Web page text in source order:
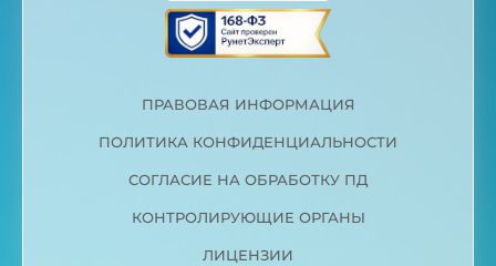
ПРАВОВАЯ ИНФОРМАЦИЯ
ПОЛИТИКА КОНФИДЕНЦИАЛЬНОСТИ
СОГЛАСИЕ НА ОБРАБОТКУ ПД
КОНТРОЛИРУЮЩИЕ ОРГАНЫ
ЛИЦЕНЗИИ